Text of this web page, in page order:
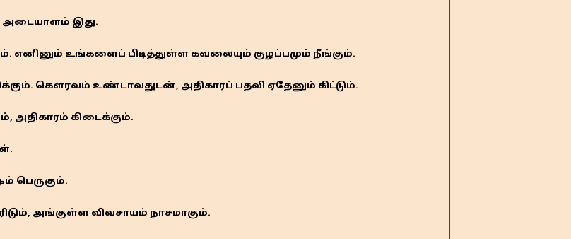
அடையாளம் இது.
உங்களைப் பிடித்துள்ள கவலையும் குழப்பமும் நீங்கும்.
கௌரவம் உண்டாவதுடன், அதிகாரப் பதவி ஏதேனும் கிட்டும்.
கிடைக்கும்.
பெருகும்.
அங்குள்ள விவசாயம் நாசமாகும்.